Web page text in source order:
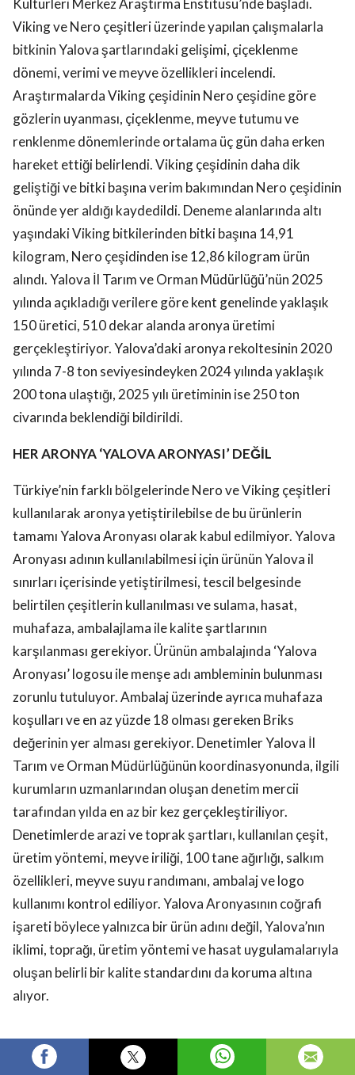
Kültürleri Merkez Araştırma Enstitüsü’nde başladı.
Viking ve Nero çeşitleri üzerinde yapılan çalışmalarla
bitkinin Yalova şartlarındaki gelişimi, çiçeklenme
dönemi, verimi ve meyve özellikleri incelendi.
Araştırmalarda Viking çeşidinin Nero çeşidine göre
gözlerin uyanması, çiçeklenme, meyve tutumu ve
renklenme dönemlerinde ortalama üç gün daha erken
hareket ettiği belirlendi. Viking çeşidinin daha dik
geliştiği ve bitki başına verim bakımından Nero çeşidinin
önünde yer aldığı kaydedildi. Deneme alanlarında altı
yaşındaki Viking bitkilerinden bitki başına 14,91
kilogram, Nero çeşidinden ise 12,86 kilogram ürün
alındı. Yalova İl Tarım ve Orman Müdürlüğü’nün 2025
yılında açıkladığı verilere göre kent genelinde yaklaşık
150 üretici, 510 dekar alanda aronya üretimi
gerçekleştiriyor. Yalova’daki aronya rekoltesinin 2020
yılında 7-8 ton seviyesindeyken 2024 yılında yaklaşık
200 tona ulaştığı, 2025 yılı üretiminin ise 250 ton
civarında beklendiği bildirildi.
HER ARONYA ‘YALOVA ARONYASI’ DEĞİL
Türkiye’nin farklı bölgelerinde Nero ve Viking çeşitleri
kullanılarak aronya yetiştirilebilse de bu ürünlerin
tamamı Yalova Aronyası olarak kabul edilmiyor. Yalova
Aronyası adının kullanılabilmesi için ürünün Yalova il
sınırları içerisinde yetiştirilmesi, tescil belgesinde
belirtilen çeşitlerin kullanılması ve sulama, hasat,
muhafaza, ambalajlama ile kalite şartlarının
karşılanması gerekiyor. Ürünün ambalajında ‘Yalova
Aronyası’ logosu ile menşe adı ambleminin bulunması
zorunlu tutuluyor. Ambalaj üzerinde ayrıca muhafaza
koşulları ve en az yüzde 18 olması gereken Briks
değerinin yer alması gerekiyor. Denetimler Yalova İl
Tarım ve Orman Müdürlüğünün koordinasyonunda, ilgili
kurumların uzmanlarından oluşan denetim mercii
tarafından yılda en az bir kez gerçekleştiriliyor.
Denetimlerde arazi ve toprak şartları, kullanılan çeşit,
üretim yöntemi, meyve iriliği, 100 tane ağırlığı, salkım
özellikleri, meyve suyu randımanı, ambalaj ve logo
kullanımı kontrol ediliyor. Yalova Aronyasının coğrafi
işareti böylece yalnızca bir ürün adını değil, Yalova’nın
iklimi, toprağı, üretim yöntemi ve hasat uygulamalarıyla
oluşan belirli bir kalite standardını da koruma altına
alıyor.